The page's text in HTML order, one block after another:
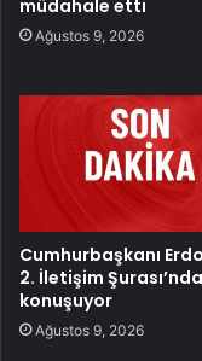
müdahale etti
Ağustos 9, 2026
Cumhurbaşkanı
2. İletişim Şurası’nda
konuşuyor
Ağustos 9, 2026